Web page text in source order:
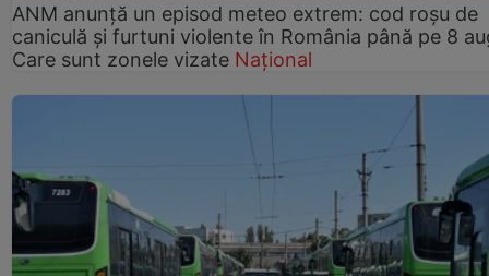
ANM anunță un episod meteo extrem: cod roșu de
caniculă și furtuni violente în România până pe 8
Care sunt zonele vizate Național